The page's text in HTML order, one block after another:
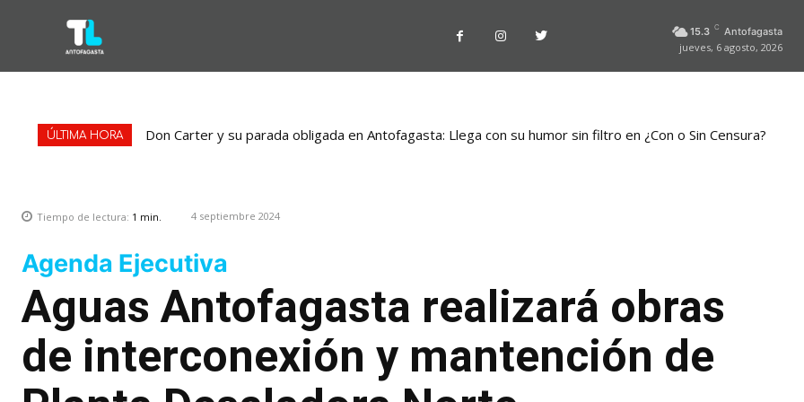
15.3 C Antofagasta
jueves, 6 agosto, 2026
ÚLTIMA HORA Don Carter y su parada obligada en Antofagasta: Llega con su humor sin filtro en ¿Con o Sin Censura?
Tiempo de lectura: 1 min. 4 septiembre 2024
Agenda Ejecutiva
Aguas Antofagasta realizará obras
de interconexión y mantención de